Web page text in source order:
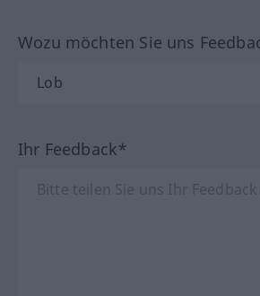
Wozu möchten Sie uns
Ihr Feedback*